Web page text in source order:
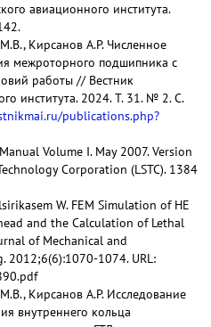
авиационного института.
Кирсанов А.Р. Численное
межроторного подшипника с
работы // Вестник
института. 2024. Т. 31. № 2. С.
publications.php?
Volume I. May 2007. Version
Corporation (LSTC). 1384
W. FEM Simulation of HE
and the Calculation of Lethal
of Mechanical and
2012;6(6):1070-1074. URL:
Кирсанов А.Р. Исследование
внутреннего кольца